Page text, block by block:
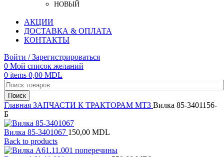
НОВЫЙ
АКЦИИ
ДОСТАВКА & ОПЛАТА
КОНТАКТЫ
Войти / Зарегистрироваться
0 Мой список желаний
0 items 0,00 MDL
Поиск
Главная ЗАПЧАСТИ К ТРАКТОРАМ МТЗ Вилка 85-3401156-
Б
Вилка 85-3401067 150,00 MDL
Back to products